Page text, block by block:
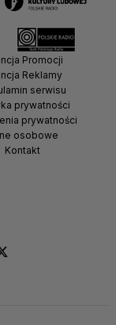
Promocji
Reklamy
serwisu
prywatności
prywatności
osobowe
Kontakt